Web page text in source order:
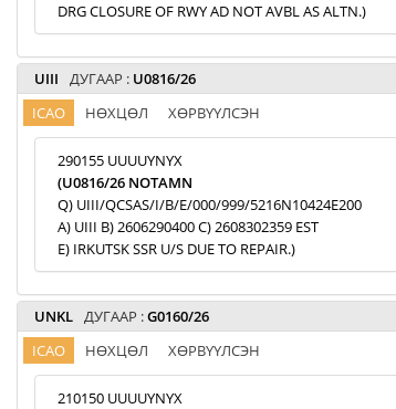
DRG CLOSURE OF RWY AD NOT AVBL AS ALTN.)
UIII ДУГААР : U0816/26
ICAO НӨХЦӨЛ ХӨРВҮҮЛСЭН
290155 UUUUYNYX
(U0816/26 NOTAMN
Q) UIII/QCSAS/I/B/E/000/999/5216N10424E200
A) UIII B) 2606290400 C) 2608302359 EST
E) IRKUTSK SSR U/S DUE TO REPAIR.)
UNKL ДУГААР :G0160/26
ICAO НӨХЦӨЛ ХӨРВҮҮЛСЭН
210150 UUUUYNYX